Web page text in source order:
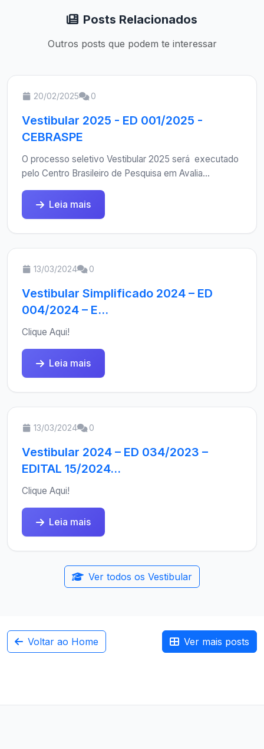
Posts Relacionados
Outros posts que podem te interessar
20/02/2025 0
Vestibular 2025 - ED 001/2025 -
CEBRASPE
O processo seletivo Vestibular 2025 será executado
pelo Centro Brasileiro de Pesquisa em Avalia...
Leia mais
13/03/2024 0
Vestibular Simplificado 2024 – ED
004/2024 – E...
Clique Aqui!
Leia mais
13/03/2024 0
Vestibular 2024 – ED 034/2023 –
EDITAL 15/2024...
Clique Aqui!
Leia mais
Ver todos os Vestibular
Voltar ao Home Ver mais posts